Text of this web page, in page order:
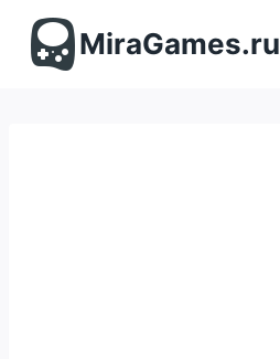
содержимомуMiraGames.ru